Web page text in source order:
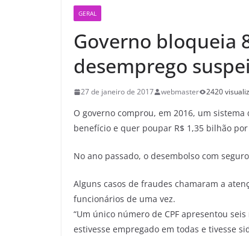
GERAL
Governo bloqueia
desemprego
27 de janeiro de 2017 webmaster 2420
O governo comprou, em 2016, um
benefício e quer poupar R$ 1,35 bilhão
No ano passado, o desembolso com
Alguns casos de fraudes chamaram a
funcionários de uma vez.
“Um único número de CPF apresentou
estivesse empregado em todas e tivesse